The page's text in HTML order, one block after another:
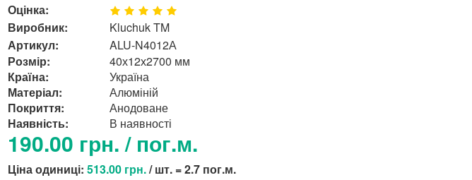
Оцінка:
Виробник:
Kluchuk TM
Артикул:
ALU-N4012А
Розмір:
40х12х2700 мм
Країна:
Україна
Матеріал:
Алюміній
Покриття:
Анодоване
Наявність:
В наявності
190.00 грн. / пог.м.
Ціна одиниці: 513.00 грн./ шт. = 2.7 пог.м.